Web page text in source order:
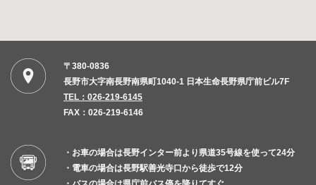
〒380-0836
長野市大字南長野南県町1040-1 日本生命長野県庁前ビル7F
TEL：026-219-6145
FAX：026-219-6146
・お車の場合は長野インター前より県道35号線を使って24分
・電車の場合は長野駅善光寺口から徒歩で12分